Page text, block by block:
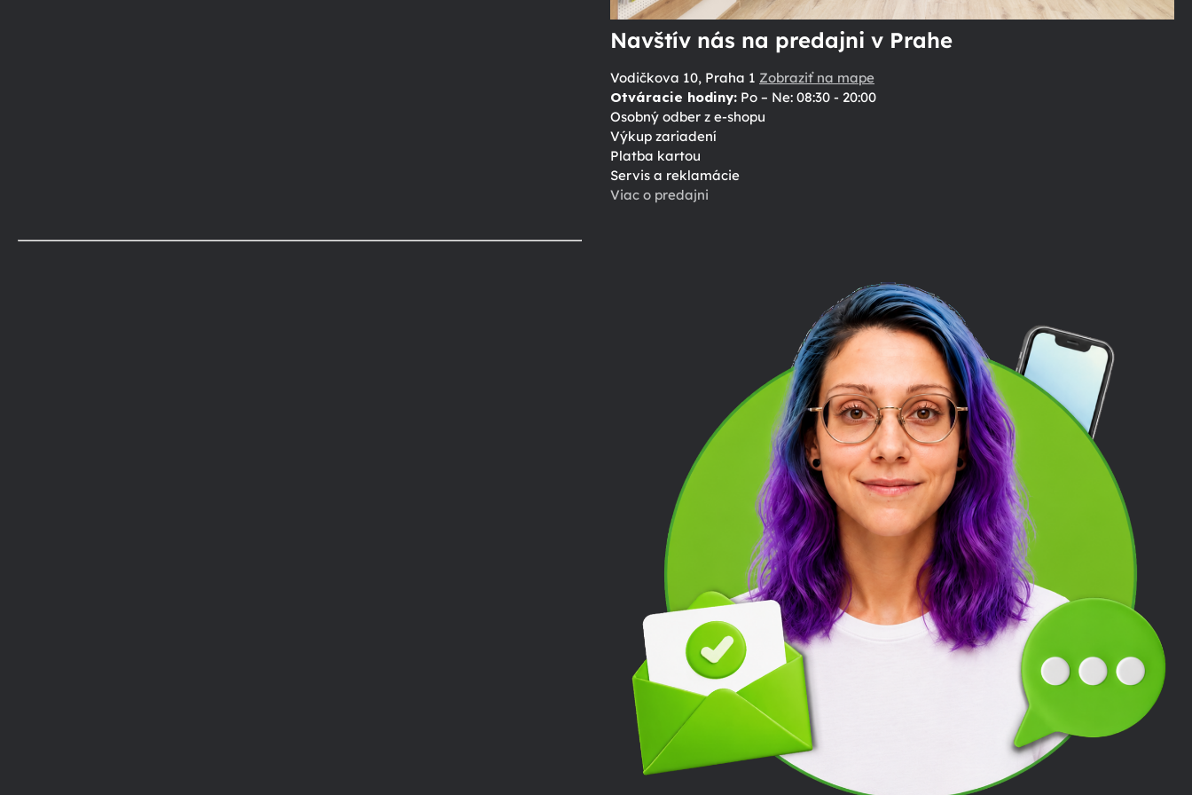
Navštív nás na predajni v Prahe
Vodičkova 10, Praha 1 Zobraziť na mape
Otváracie hodiny:Po – Ne: 08:30 - 20:00
Osobný odber z e-shopu
Výkup zariadení
Platba kartou
Servis a reklamácie
Viac o predajni